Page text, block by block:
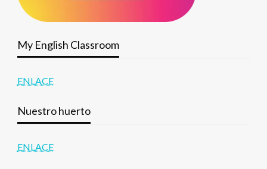
My English Classroom
ENLACE
Nuestro huerto
ENLACE